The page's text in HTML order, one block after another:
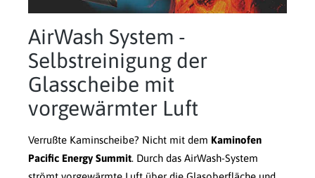
AirWash System -
Selbstreinigung der
Glasscheibe mit
vorgewärmter Luft
Verrußte Kaminscheibe? Nicht mit dem Kaminofen
Pacific Energy Summit. Durch das AirWash-System